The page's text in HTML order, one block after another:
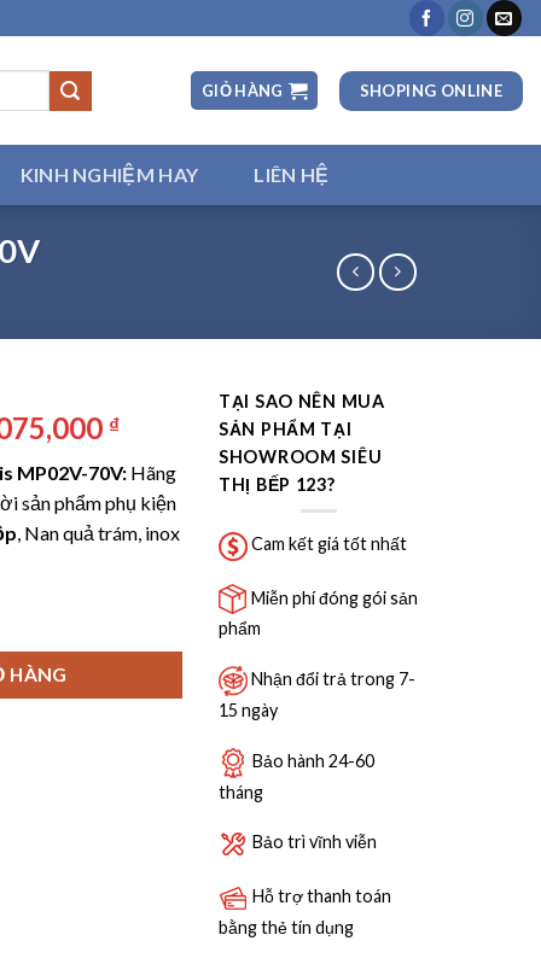
GIỎ HÀNG SHOPING ONLINE
KINH NGHIỆM HAY LIÊN HỆ
₫.
₫Giá
tại
là:
3,075,000 ₫.
MP02V-70V:Hãng
sản phẩm phụ kiện
, Nan quả trám, inox
HÀNG
TẠI SAO NÊN MUA
SẢN PHẨM TẠI
SHOWROOM SIÊU
THỊ BẾP 123?
Cam kết giá tốt nhất
Miễn phí đóng gói sản
phẩm
Nhận đổi trả trong 7-
15 ngày
Bảo hành 24-60
tháng
Bảo trì vĩnh viễn
Hỗ trợ thanh toán
bằng thẻ tín dụng